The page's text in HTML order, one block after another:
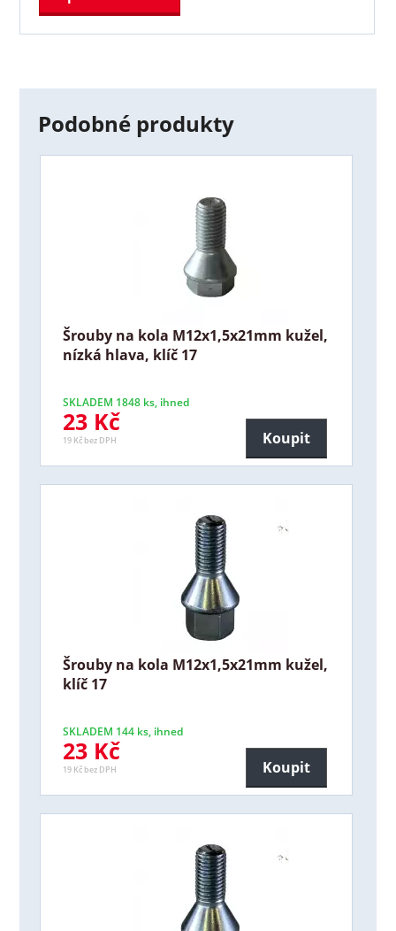
Podobné produkty
Šrouby na kola M12x1,5x21mm kužel,
nízká hlava, klíč 17
SKLADEM 1848 ks, ihned
23 Kč
19 Kč bez DPH Koupit
Šrouby na kola M12x1,5x21mm kužel,
klíč 17
SKLADEM 144 ks, ihned
23 Kč
19 Kč bez DPH Koupit